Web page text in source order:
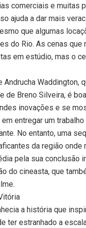
comerciais e muitas
ajuda a dar mais
que algumas
do Rio. As cenas que
em estúdio, mas o
Andrucha Waddington,
de Breno Silveira, é
inovações e se
entregar um
No entanto, uma
da região onde
pela sua conclusão
do cineasta, que
a história que
ter estranhado a